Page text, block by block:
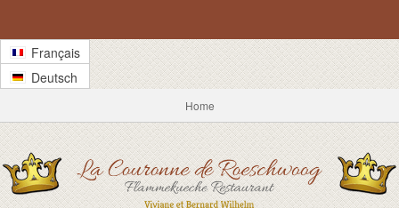
Français
Deutsch
Home